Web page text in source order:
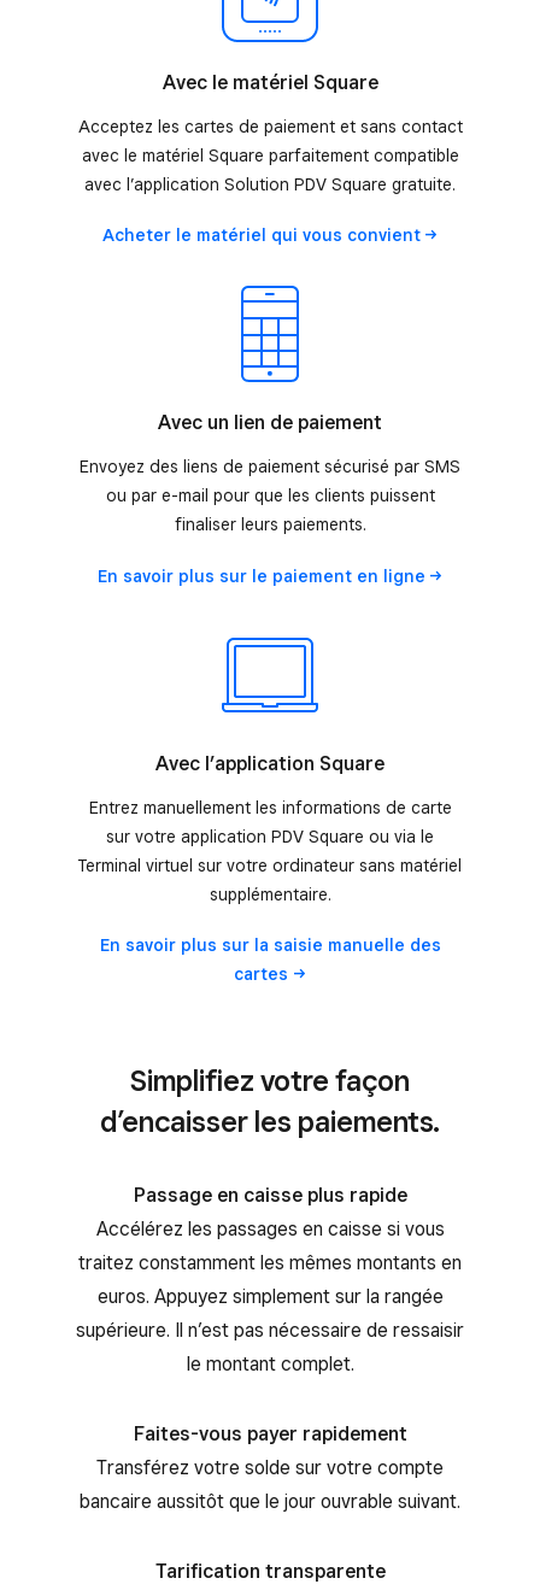
Avec le matériel Square
Acceptez les cartes de paiement et sans contact
avec le matériel Square parfaitement compatible
avec l’application Solution PDV Square gratuite.
Acheter le matériel qui vous convient
Avec un lien de paiement
Envoyez des liens de paiement sécurisé par SMS
ou par e-mail pour que les clients puissent
finaliser leurs paiements.
En savoir plus sur le paiement en ligne
Avec l’application Square
Entrez manuellement les informations de carte
sur votre application PDV Square ou via le
Terminal virtuel sur votre ordinateur sans matériel
supplémentaire.
En savoir plus sur la saisie manuelle des
cartes
Simplifiez votre façon
d’encaisser les paiements.
Passage en caisse plus rapide
Accélérez les passages en caisse si vous
traitez constamment les mêmes montants en
euros. Appuyez simplement sur la rangée
supérieure. Il n’est pas nécessaire de ressaisir
le montant complet.
Faites-vous payer rapidement
Transférez votre solde sur votre compte
bancaire aussitôt que le jour ouvrable suivant.
Tarification transparente